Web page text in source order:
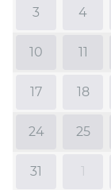
3 4
10 11
17 18
24 25
31 1